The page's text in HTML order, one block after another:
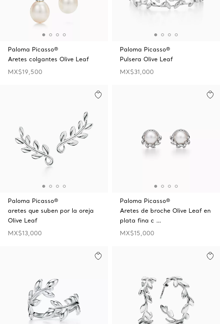
Paloma Picasso®
Aretes colgantes Olive Leaf
MX$19,500
Paloma Picasso®
Pulsera Olive Leaf
MX$31,000
Paloma Picasso®
aretes que suben por la oreja
Olive Leaf
MX$13,000
Paloma Picasso®
Aretes de broche Olive Leaf en
plata fina c …
MX$15,000